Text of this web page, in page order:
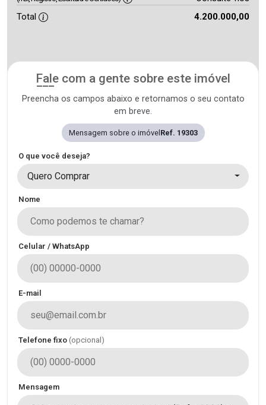
Total
4.200.000,00
Fale com a gente sobre este imóvel
Preencha os campos abaixo e retornamos o seu contato
em breve.
Mensagem sobre o imóvelRef. 19303
O que você deseja?
Quero Comprar
Nome
Celular / WhatsApp
E-mail
Telefone fixo (opcional)
Mensagem